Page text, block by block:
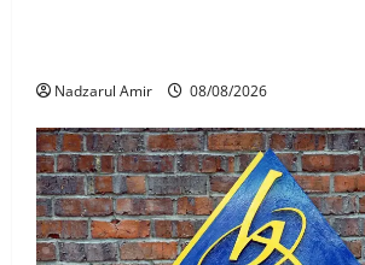
Nadzarul Amir 08/08/2026